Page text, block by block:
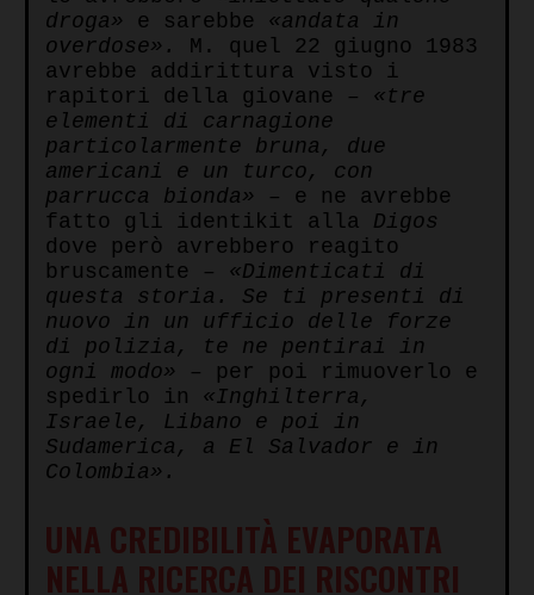
droga» e sarebbe «andata in
overdose».
M. quel 22 giugno 1983
avrebbe addirittura visto i
rapitori della giovane – «tre
elementi di carnagione
particolarmente bruna, due
americani e un turco, con
parrucca bionda» – e ne avrebbe
fatto gli identikit alla Digos
dove però avrebbero reagito
bruscamente – «Dimenticati di
questa storia. Se ti presenti di
nuovo in un ufficio delle forze
di polizia, te ne pentirai in
ogni modo» – per poi rimuoverlo e
spedirlo in «Inghilterra,
Israele, Libano e poi in
Sudamerica, a El Salvador e in
Colombia».
UNA CREDIBILITÀ EVAPORATA
NELLA RICERCA DEI RISCONTRI